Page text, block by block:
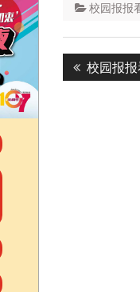
校园报报
Post
Previous
post:
校园报